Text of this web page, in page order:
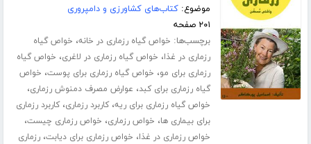
موضوع:کتاب‌های کشاورزی و دامپروری
۲۰۱ صفحه
برچسب‌ها: خواص گیاه رزماری در خانه، خواص گیاه
رزماری در غذا، خواص گیاه رزماری در لاغری، خواص گیاه
رزماری برای مو، خواص گیاه رزماری برای پوست، خواص
گیاه رزماری برای کبد، عوارض مصرف دمنوش رزماری،
خواص گیاه رزماری برای ریه،کاربرد رزماری،کاربرد رزماری
برای بیماری ها، خواص رزماری، خواص رزماری چیست،
خواص رزماری در غذا، خواص رزماری برای دیابت،رزماری